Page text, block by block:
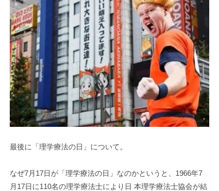
最後に「理学療法の日」について。
なぜ7月17日が「理学療法の日」なのかというと、1966年7
月17日に110名の理学療法士により日 本理学療法士協会が結